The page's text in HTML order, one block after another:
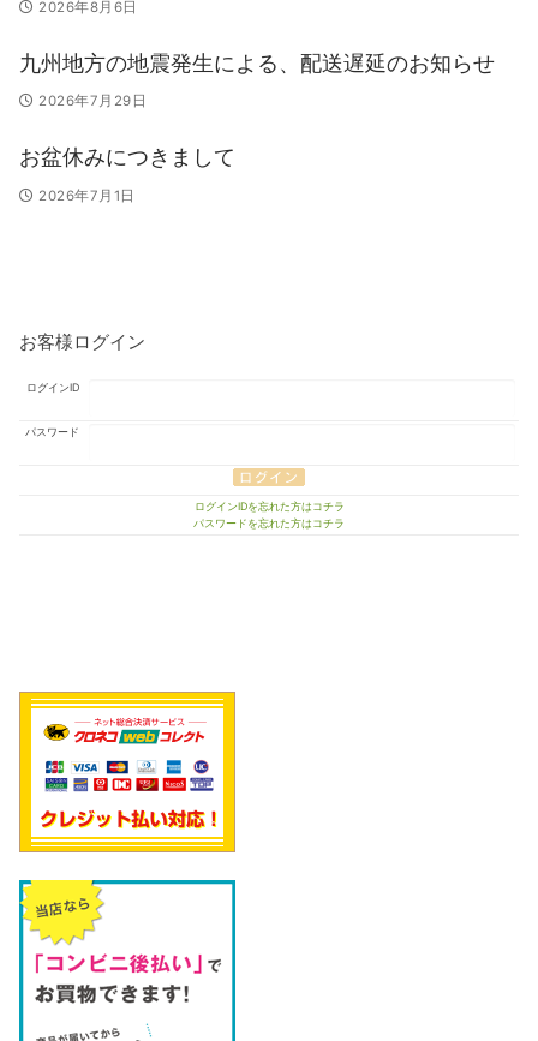
ン2026年8月6日
九州地方の地震発生による、配送遅延のお知らせ
2026年7月29日
お盆休みにつきまして
2026年7月1日
お客様ログイン
ログインID
パスワード
ログインIDを忘れた方はコチラ
パスワードを忘れた方はコチラ